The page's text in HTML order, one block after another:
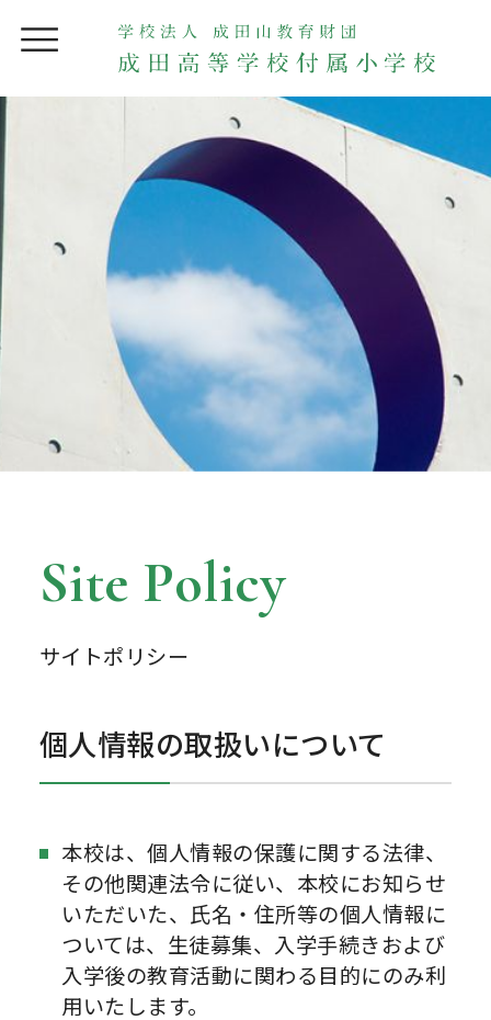
Site Policy
サイトポリシー
個人情報の取扱いについて
本校は、個人情報の保護に関する法律、
その他関連法令に従い、本校にお知らせ
いただいた、氏名・住所等の個人情報に
ついては、生徒募集、入学手続きおよび
入学後の教育活動に関わる目的にのみ利
用いたします。